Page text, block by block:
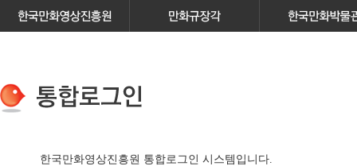
한국만화영상진흥원 통합로그인 시스템입니다.